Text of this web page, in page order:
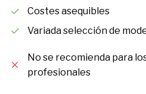
Costes asequibles
Variada selección de
No se recomienda para
profesionales